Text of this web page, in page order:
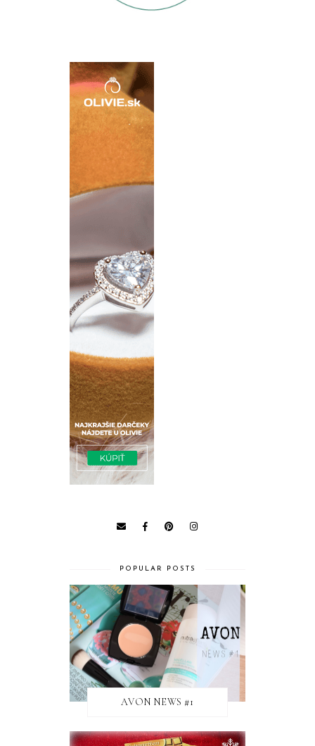
POPULAR POSTS
AVON NEWS #1